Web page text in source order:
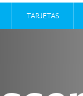
TARJETAS